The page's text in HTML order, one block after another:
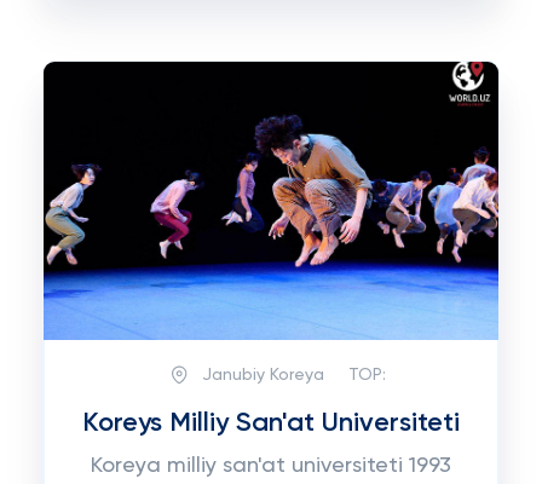
Janubiy Koreya TOP:
Koreys Milliy San'at Universiteti
Koreya milliy san'at universiteti 1993